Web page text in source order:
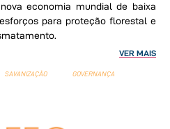
economia mundial de baixa
para proteção florestal e
VER MAIS
SAVANIZAÇÃO GOVERNANÇA